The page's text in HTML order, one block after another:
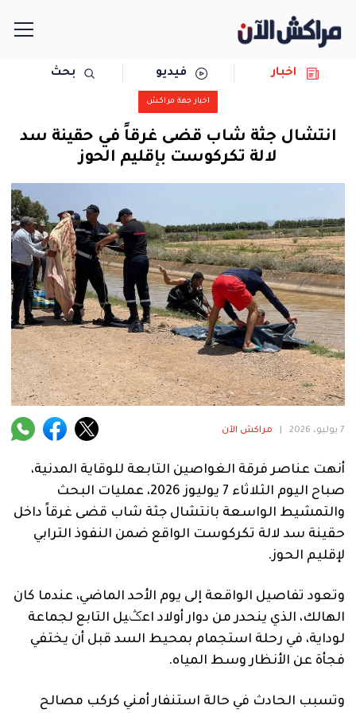
مجتمع
حوادث
دولية
المرأة
فنية
منوعة
آراء
اخبار فيديو بحث
اخبار جهة مراكش
انتشال جثة شاب قضى غرقاً في حقينة سد
لالة تكركوست بإقليم الحوز
7 يوليو، 2026 مراكش الآن
أنهت عناصر فرقة الغواصين التابعة للوقاية المدنية،
صباح اليوم الثلاثاء 7 يوليوز 2026، عمليات البحث
والتمشيط الواسعة بانتشال جثة شاب قضى غرقاً داخل
حقينة سد لالة تكركوست الواقع ضمن النفوذ الترابي
لإقليم الحوز.
وتعود تفاصيل الواقعة إلى يوم الأحد الماضي، عندما كان
الهالك، الذي ينحدر من دوار أولاد اعݣيل التابع لجماعة
لوداية، في رحلة استجمام بمحيط السد قبل أن يختفي
فجأة عن الأنظار وسط المياه.
وتسبب الحادث في حالة استنفار أمني كركب مصالح